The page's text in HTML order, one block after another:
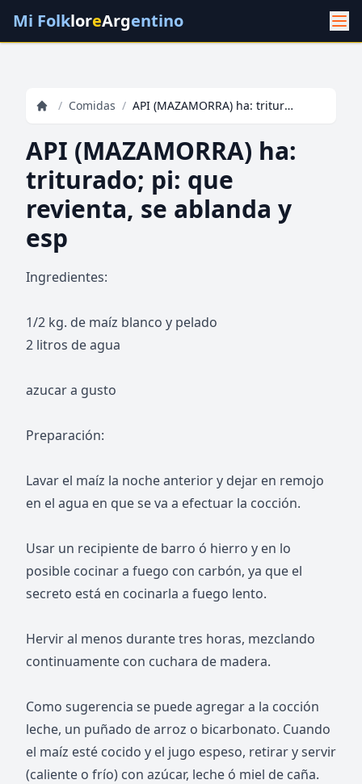
Mi FolkloreArgentino
/ Comidas / API (MAZAMORRA) ha: triturado; pi: que revienta, se ablanda y esp
API (MAZAMORRA) ha:
triturado; pi: que
revienta, se ablanda y
esp
Ingredientes:
1/2 kg. de maíz blanco y pelado
2 litros de agua
azucar a gusto
Preparación:
Lavar el maíz la noche anterior y dejar en remojo
en el agua en que se va a efectuar la cocción.
Usar un recipiente de barro ó hierro y en lo
posible cocinar a fuego con carbón, ya que el
secreto está en cocinarla a fuego lento.
Hervir al menos durante tres horas, mezclando
continuamente con cuchara de madera.
Como sugerencia se puede agregar a la cocción
leche, un puñado de arroz o bicarbonato. Cuando
el maíz esté cocido y el jugo espeso, retirar y servir
(caliente o frío) con azúcar, leche ó miel de caña.